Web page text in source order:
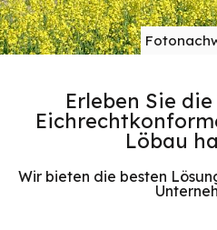
Erleben Sie
Löbau
Wir bieten die besten